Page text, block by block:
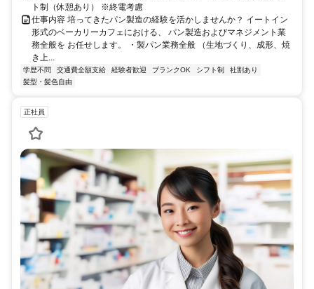
ト制（休憩あり） ※終電考慮
仕事内容 培ってきたパン製造の経験を活かしませんか？ イートイン
形式のベーカリーカフェにおける、 パン製造およびマネジメント業
務全般を お任せします。 ・製パン業務全般 （生地づくり、成形、焼
き上...
学歴不問 交通費全額支給 経験者歓迎 ブランクOK シフト制
社割あり
髪型・髪色自由
正社員